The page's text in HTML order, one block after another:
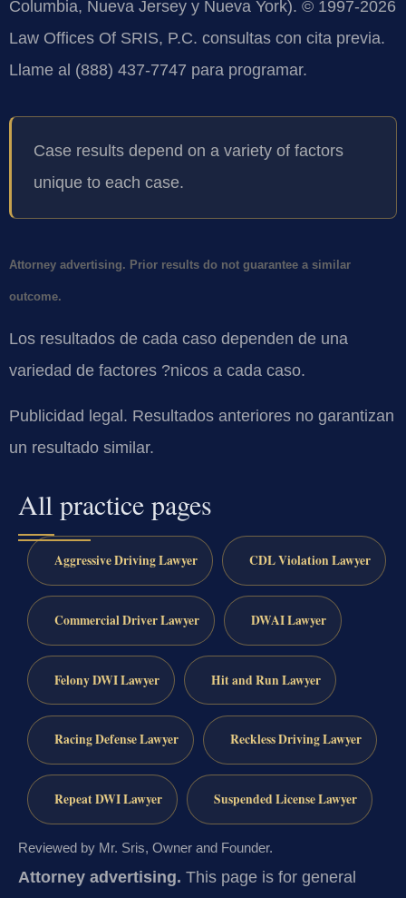
Columbia, Nueva Jersey y Nueva York). © 1997-2026
Law Offices Of SRIS, P.C. consultas con cita previa.
Llame al (888) 437-7747 para programar.
Case results depend on a variety of factors
unique to each case.
Attorney advertising. Prior results do not guarantee a similar
outcome.
Los resultados de cada caso dependen de una
variedad de factores ?nicos a cada caso.
Publicidad legal. Resultados anteriores no garantizan
un resultado similar.
All practice pages
Aggressive Driving Lawyer CDL Violation Lawyer
Commercial Driver Lawyer DWAI Lawyer
Felony DWI Lawyer Hit and Run Lawyer
Racing Defense Lawyer Reckless Driving Lawyer
Repeat DWI Lawyer Suspended License Lawyer
Reviewed by Mr. Sris, Owner and Founder.
Attorney advertising. This page is for general